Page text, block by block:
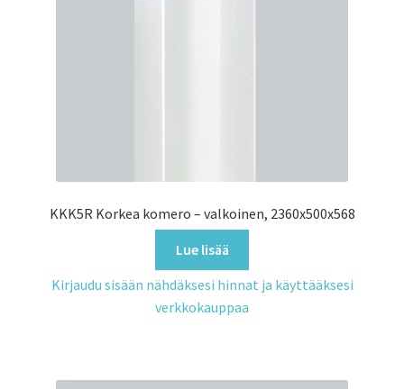
KKK5R Korkea komero – valkoinen, 2360x500x568
Lue lisää
Kirjaudu sisään nähdäksesi hinnat ja käyttääksesi
verkkokauppaa